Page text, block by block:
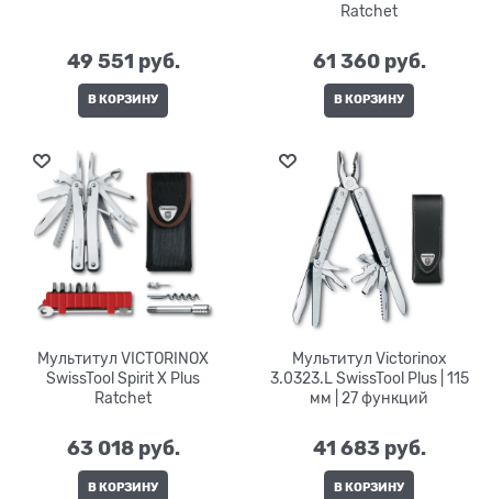
49 551 руб.
В КОРЗИНУ
Ratchet
61 360 руб.
В КОРЗИНУ
Мультитул VICTORINOX
SwissTool Spirit X Plus
Ratchet
63 018 руб.
В КОРЗИНУ
Мультитул Victorinox
3.0323.L SwissTool Plus | 115
мм | 27 функций
41 683 руб.
В КОРЗИНУ